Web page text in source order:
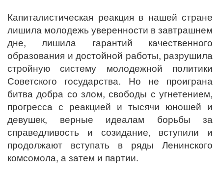
Капиталистическая реакция в нашей стране
лишила молодежь уверенности в завтрашнем
дне, лишила гарантий качественного
образования и достойной работы, разрушила
стройную систему молодежной политики
Советского государства. Но не проиграна
битва добра со злом, свободы с угнетением,
прогресса с реакцией и тысячи юношей и
девушек, верные идеалам борьбы за
справедливость и созидание, вступили и
продолжают вступать в ряды Ленинского
комсомола, а затем и партии.